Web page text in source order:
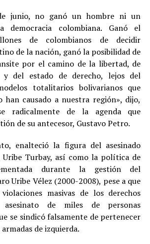
junio, no ganó un hombre ni un
democracia colombiana. Ganó el
de colombianos de decidir
de la nación, ganó la posibilidad de
por el camino de la libertad, de
y del estado de derecho, lejos del
totalitarios bolivarianos que
causado a nuestra región», dijo,
radicalmente de la agenda que
de su antecesor, Gustavo Petro.
enalteció la figura del asesinado
Uribe Turbay, así como la política de
durante la gestión del
Uribe Vélez (2000-2008), pese a que
masivas de los derechos
de miles de personas
se sindicó falsamente de pertenecer
de izquierda.